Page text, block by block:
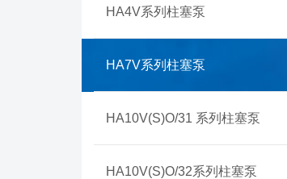
HA4V系列柱塞泵
HA7V系列柱塞泵
HA10V(S)O/31 系列柱塞泵
HA10V(S)O/32系列柱塞泵